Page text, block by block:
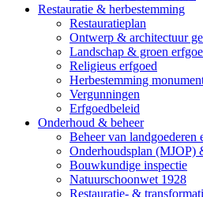
Restauratie & herbestemming
Restauratieplan
Ontwerp & architectuur
Landschap & groen
Religieus erfgoed
Herbestemming
Vergunningen
Erfgoedbeleid
Onderhoud & beheer
Beheer van landgoederen
Onderhoudsplan (MJOP)
Bouwkundige inspectie
Natuurschoonwet 1928
Restauratie- &